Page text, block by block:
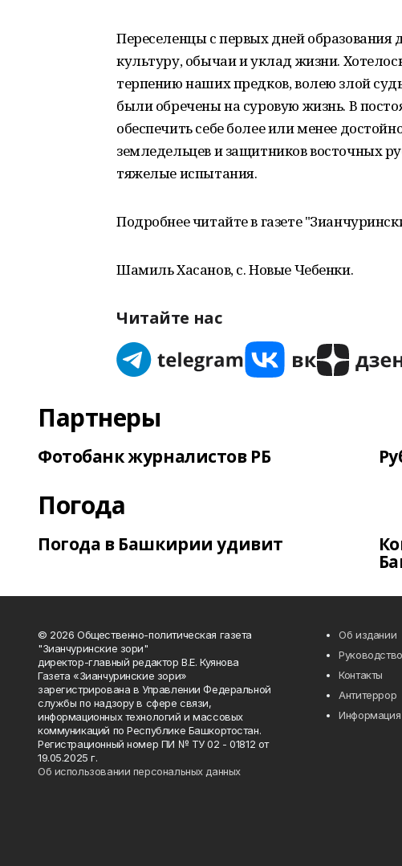
Переселенцы с первых дней
культуру, обычаи и уклад жизни.
терпению наших предков, волею злой
были обречены на суровую жизнь. В
обеспечить себе более или менее
земледельцев и защитников восточных
тяжелые испытания.
Подробнее читайте в газете
Шамиль Хасанов, с. Новые Чебенки.
Читайте нас
Партнеры
Фотобанк журналистов РБ
Погода
Погода в Башкирии удивит
© 2026 Общественно-политическая газета
"Зианчуринские зори"
директор-главный редактор В.Е. Куянова
Газета «Зианчуринские зори»
зарегистрирована в Управлении Федеральной
службы по надзору в сфере связи,
информационных технологий и массовых
коммуникаций по Республике Башкортостан.
Регистрационный номер ПИ № ТУ 02 - 01812 от
19.05.2025 г.
Об использовании персональных данных
Об издании
Руководство
Контакты
Антитеррор
Информация